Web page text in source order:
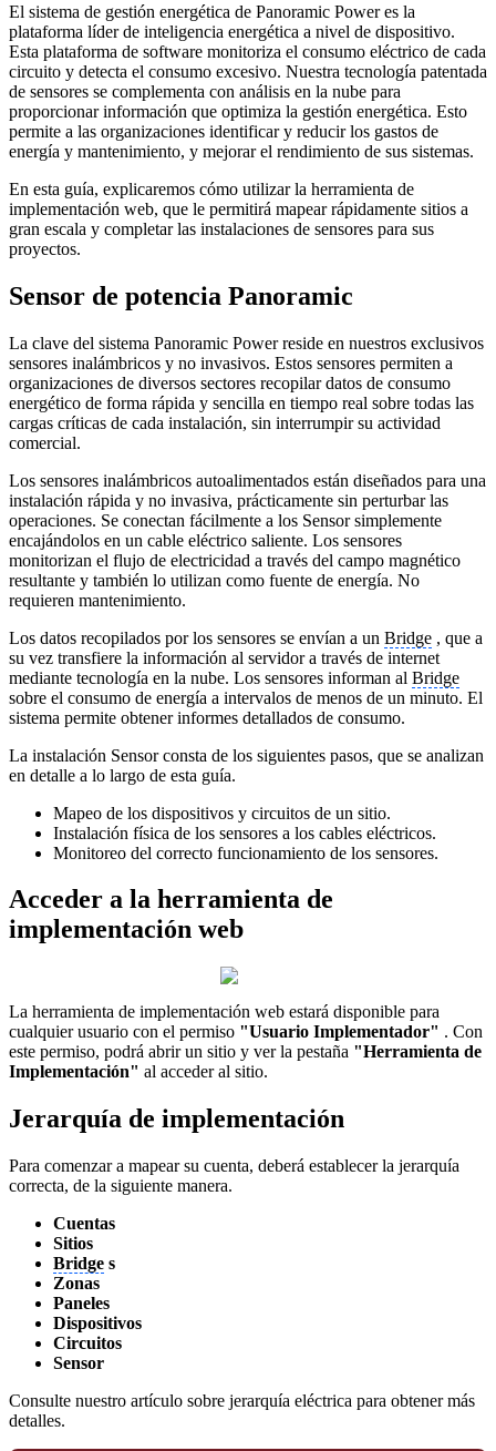
El sistema de gestión energética de Panoramic Power es la
plataforma líder de inteligencia energética a nivel de dispositivo.
Esta plataforma de software monitoriza el consumo eléctrico de cada
circuito y detecta el consumo excesivo. Nuestra tecnología patentada
de sensores se complementa con análisis en la nube para
proporcionar información que optimiza la gestión energética. Esto
permite a las organizaciones identificar y reducir los gastos de
energía y mantenimiento, y mejorar el rendimiento de sus sistemas.
En esta guía, explicaremos cómo utilizar la herramienta de
implementación web, que le permitirá mapear rápidamente sitios a
gran escala y completar las instalaciones de sensores para sus
proyectos.
Sensor de potencia Panoramic
La clave del sistema Panoramic Power reside en nuestros exclusivos
sensores inalámbricos y no invasivos. Estos sensores permiten a
organizaciones de diversos sectores recopilar datos de consumo
energético de forma rápida y sencilla en tiempo real sobre todas las
cargas críticas de cada instalación, sin interrumpir su actividad
comercial.
Los sensores inalámbricos autoalimentados están diseñados para una
instalación rápida y no invasiva, prácticamente sin perturbar las
operaciones. Se conectan fácilmente a los Sensor simplemente
encajándolos en un cable eléctrico saliente. Los sensores
monitorizan el flujo de electricidad a través del campo magnético
resultante y también lo utilizan como fuente de energía. No
requieren mantenimiento.
Los datos recopilados por los sensores se envían a un Bridge , que a
su vez transfiere la información al servidor a través de internet
mediante tecnología en la nube. Los sensores informan al Bridge
sobre el consumo de energía a intervalos de menos de un minuto. El
sistema permite obtener informes detallados de consumo.
La instalación Sensor consta de los siguientes pasos, que se analizan
en detalle a lo largo de esta guía.
Mapeo de los dispositivos y circuitos de un sitio.
Instalación física de los sensores a los cables eléctricos.
Monitoreo del correcto funcionamiento de los sensores.
Acceder a la herramienta de
implementación web
La herramienta de implementación web estará disponible para
cualquier usuario con el permiso "Usuario Implementador" . Con
este permiso, podrá abrir un sitio y ver la pestaña "Herramienta de
Implementación" al acceder al sitio.
Jerarquía de implementación
Para comenzar a mapear su cuenta, deberá establecer la jerarquía
correcta, de la siguiente manera.
Cuentas
Sitios
Bridge s
Zonas
Paneles
Dispositivos
Circuitos
Sensor
Consulte nuestro artículo sobre jerarquía eléctrica para obtener más
detalles.